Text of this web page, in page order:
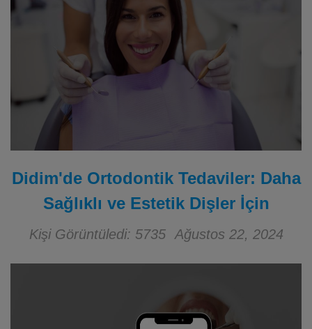
Didim'de Ortodontik Tedaviler: Daha
Sağlıklı ve Estetik Dişler İçin
Kişi Görüntüledi: 5735 Ağustos 22, 2024